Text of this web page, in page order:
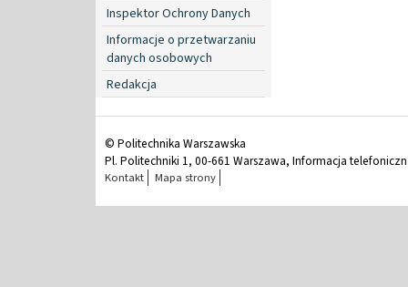
Inspektor Ochrony Danych
Informacje o przetwarzaniu
danych osobowych
Redakcja
© Politechnika Warszawska
Pl. Politechniki 1, 00-661 Warszawa, Informacja
Kontakt Mapa strony